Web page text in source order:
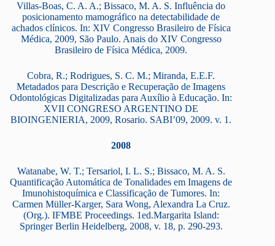
Villas-Boas, C. A. A.; Bissaco, M. A. S. Influência do
posicionamento mamográfico na detectabilidade de
achados clínicos. In: XIV Congresso Brasileiro de Física
Médica, 2009, São Paulo. Anais do XIV Congresso
Brasileiro de Física Médica, 2009.
Cobra, R.; Rodrigues, S. C. M.; Miranda, E.E.F.
Metadados para Descrição e Recuperação de Imagens
Odontológicas Digitalizadas para Auxílio à Educação. In:
XVII CONGRESO ARGENTINO DE
BIOINGENIERIA, 2009, Rosario. SABI’09, 2009. v. 1.
2008
Watanabe, W. T.; Tersariol, I. L. S.; Bissaco, M. A. S.
Quantificação Automática de Tonalidades em Imagens de
Imunohistoquímica e Classificação de Tumores. In:
Carmen Müller-Karger, Sara Wong, Alexandra La Cruz.
(Org.). IFMBE Proceedings. 1ed.Margarita Island:
Springer Berlin Heidelberg, 2008, v. 18, p. 290-293.